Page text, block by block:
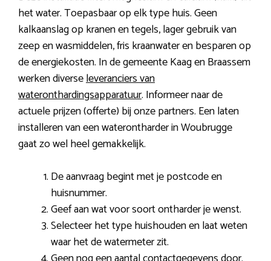
het water. Toepasbaar op elk type huis. Geen
kalkaanslag op kranen en tegels, lager gebruik van
zeep en wasmiddelen, fris kraanwater en besparen op
de energiekosten. In de gemeente Kaag en Braassem
werken diverseleveranciers van
wateronthardingsapparatuur. Informeer naar de
actuele prijzen (offerte) bij onze partners. Een laten
installeren van een waterontharder in Woubrugge
gaat zo wel heel gemakkelijk.
De aanvraag begint met je postcode en
huisnummer.
Geef aan wat voor soort ontharder je wenst.
Selecteer het type huishouden en laat weten
waar het de watermeter zit.